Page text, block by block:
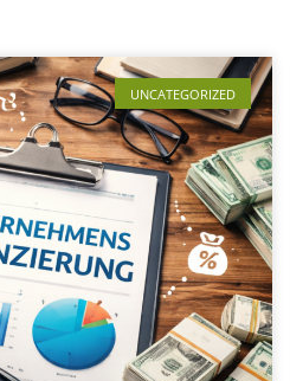
UNCATEGORIZED